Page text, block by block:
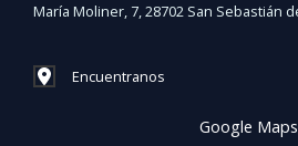
María Moliner, 7, 28702 San Sebastián
Encuentranos
Google Maps